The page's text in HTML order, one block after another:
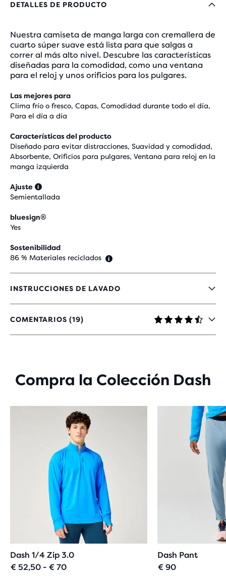
DETALLES DE PRODUCTO
Nuestra camiseta de manga larga con cremallera de
cuarto súper suave está lista para que salgas a
correr al más alto nivel. Descubre las características
diseñadas para la comodidad, como una ventana
para el reloj y unos orificios para los pulgares.
Las mejores para
Clima frío o fresco, Capas, Comodidad durante todo el día,
Para el día a día
Características del producto
Diseñado para evitar distracciones, Suavidad y comodidad,
Absorbente, Orificios para pulgares, Ventana para reloj en la
manga izquierda
Ajuste
Semientallada
bluesign®
Yes
Sostenibilidad
86 % Materiales reciclados
INSTRUCCIONES DE LAVADO
COMENTARIOS (19)
4,4
DE
19
EVALUACIONES
Compra la Colección Dash
Dash 1/4 Zip 3.0
€ 52,50 - € 70
Dash Pant
€ 90